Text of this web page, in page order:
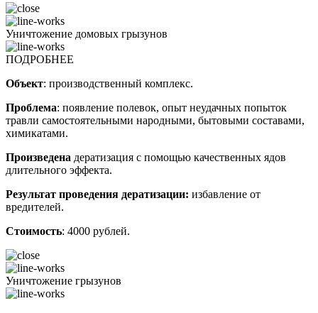
Уничтожение домовых грызунов
ПОДРОБНЕЕ
Объект: производственный комплекс.
Проблема: появление полевок, опыт неудачных попыток
травли самостоятельными народными, бытовыми составами,
химикатами.
Произведена дератизация с помощью качественных ядов
длительного эффекта.
Результат проведения дератизации: избавление от
вредителей.
Стоимость: 4000 рублей.
Уничтожение грызунов